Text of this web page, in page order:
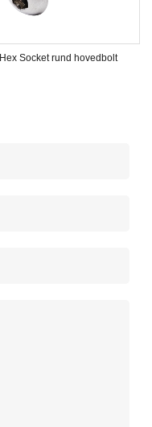
Hex Socket rund hovedbolt